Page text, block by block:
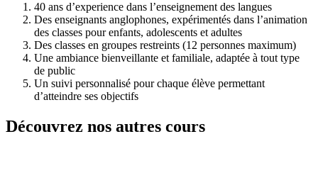
40 ans d’experience dans l’enseignement des langues
Des enseignants anglophones, expérimentés dans l’animation
des classes pour enfants, adolescents et adultes
Des classes en groupes restreints (12 personnes maximum)
Une ambiance bienveillante et familiale, adaptée à tout type
de public
Un suivi personnalisé pour chaque élève permettant
d’atteindre ses objectifs
Découvrez nos autres cours